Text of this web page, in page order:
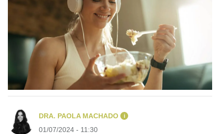
DRA. PAOLA MACHADO i
01/07/2024 - 11:30